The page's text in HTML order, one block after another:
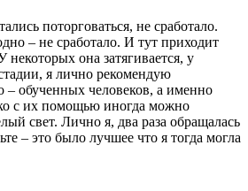
поторговаться, не сработало.
– не сработало. И тут приходит
она затягивается, у
я лично рекомендую
– обученных человеков, а именно
с их помощью иногда можно
свет. Лично я, два раза обращалась
– это было лучшее что я тогда могла